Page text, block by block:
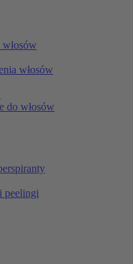
włosów
do włosów
peelingi